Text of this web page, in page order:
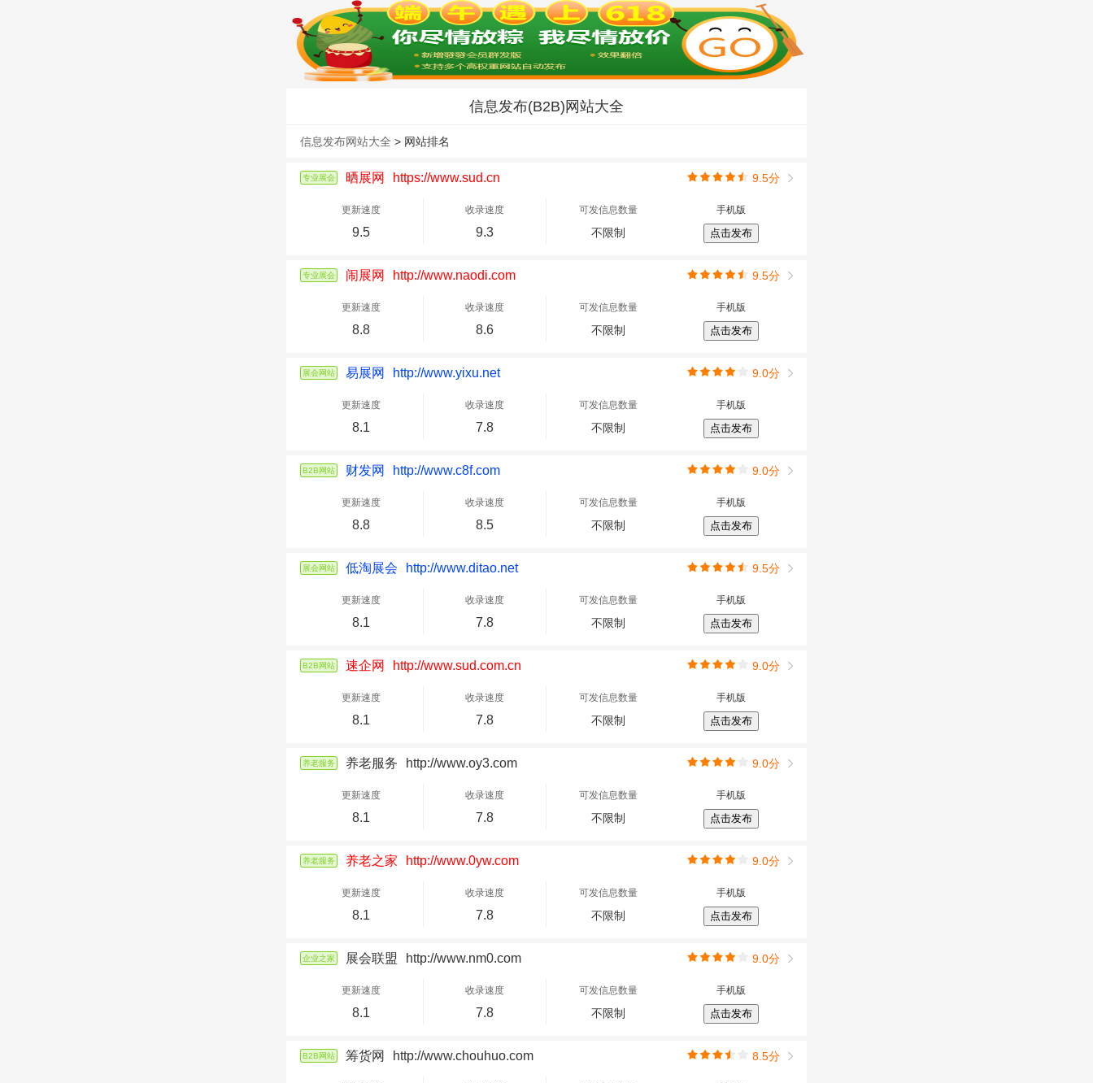
信息发布(B2B)网站大全
信息发布网站大全 > 网站排名
专业展会 晒展网 https://www.sud.cn 9.5分
更新速度
9.5
收录速度
9.3
可发信息数量
不限制
手机版
点击发布
专业展会 闹展网 http://www.naodi.com 9.5分
更新速度
8.8
收录速度
8.6
可发信息数量
不限制
手机版
点击发布
展会网站 易展网 http://www.yixu.net 9.0分
更新速度
8.1
收录速度
7.8
可发信息数量
不限制
手机版
点击发布
B2B网站 财发网 http://www.c8f.com 9.0分
更新速度
8.8
收录速度
8.5
可发信息数量
不限制
手机版
点击发布
展会网站 低淘展会 http://www.ditao.net 9.5分
更新速度
8.1
收录速度
7.8
可发信息数量
不限制
手机版
点击发布
B2B网站 速企网 http://www.sud.com.cn 9.0分
更新速度
8.1
收录速度
7.8
可发信息数量
不限制
手机版
点击发布
养老服务 养老服务 http://www.oy3.com 9.0分
更新速度
8.1
收录速度
7.8
可发信息数量
不限制
手机版
点击发布
养老服务 养老之家 http://www.0yw.com 9.0分
更新速度
8.1
收录速度
7.8
可发信息数量
不限制
手机版
点击发布
企业之家 展会联盟 http://www.nm0.com 9.0分
更新速度
8.1
收录速度
7.8
可发信息数量
不限制
手机版
点击发布
B2B网站 筹货网 http://www.chouhuo.com 8.5分